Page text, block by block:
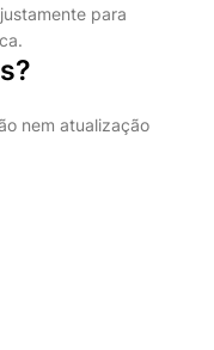
para
nem atualização